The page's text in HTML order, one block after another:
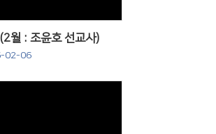
월 : 조윤호 선교사)
02-06